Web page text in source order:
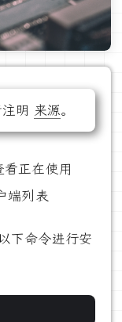
明 来源。
看正在使用
端列表
下命令进行安